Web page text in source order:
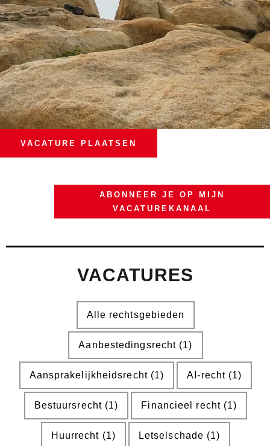
VACATURE PLAATSEN
ABONNEER JE OP MIJN
VACATUREKANAAL
VACATURES
Alle rechtsgebieden
Aanbestedingsrecht (1)
Aansprakelijkheidsrecht (1) AI-recht (1)
Bestuursrecht (1) Financieel recht (1)
Huurrecht (1) Letselschade (1)